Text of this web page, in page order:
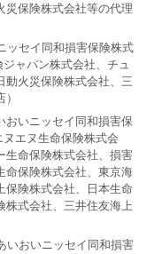
災保険株式会社等の代理
ッセイ同和損害保険株式
ャパン株式会社、チュ
動火災保険株式会社、三
おいニッセイ同和損害保
エヌ生命保険株式会
生命保険株式会社、損害
命保険株式会社、東京海
保険株式会社、日本生命
株式会社、三井住友海上
いおいニッセイ同和損害